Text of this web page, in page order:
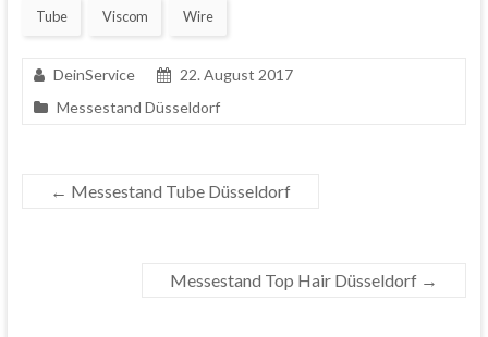
Tube Viscom Wire
DeinService
22. August 2017
Messestand Düsseldorf
← Messestand Tube Düsseldorf
Messestand Top Hair Düsseldorf →